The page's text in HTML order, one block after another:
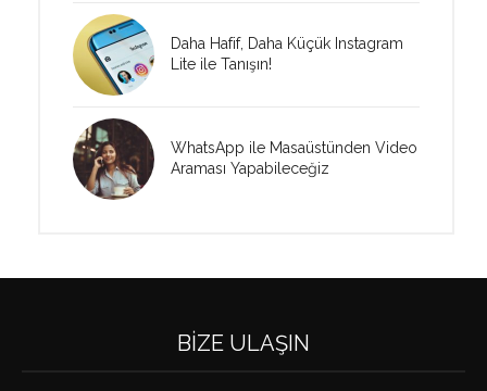
Daha Hafif, Daha Küçük Instagram
Lite ile Tanışın!
WhatsApp ile Masaüstünden Video
Araması Yapabileceğiz
BIZE ULAŞIN